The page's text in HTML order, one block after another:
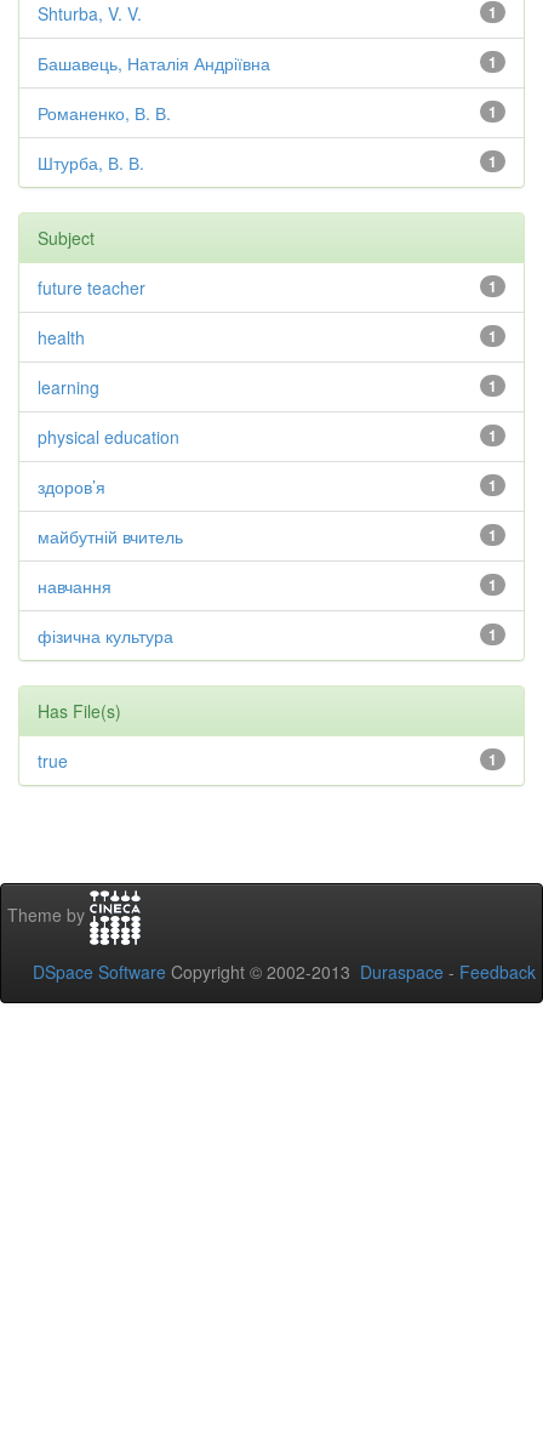
1
Shturba, V. V.
1
Башавець, Наталія Андріївна
1
Романенко, В. В.
1
Штурба, В. В.
Subject
1
future teacher
1
health
1
learning
1
physical education
1
здоров’я
1
майбутній вчитель
1
навчання
1
фізична культура
Has File(s)
1
true
Theme by
DSpace Software Copyright © 2002-2013 Duraspace - Feedback